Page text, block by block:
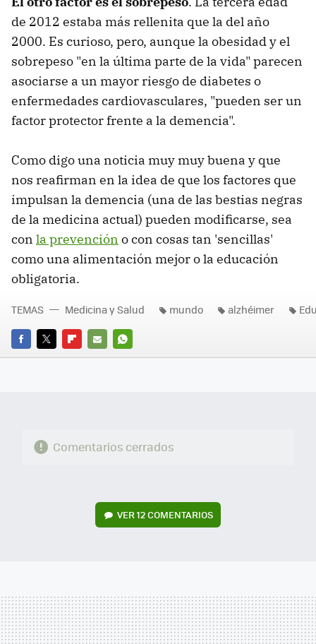
de 2012 estaba más rellenita que la del año
2000. Es curioso, pero, aunque la obesidad y el
sobrepeso "en la última parte de la vida" parecen
asociarse a un mayor riesgo de diabetes o
enfermedades cardiovasculares, "pueden ser un
factor protector frente a la demencia".
Como digo una noticia muy muy buena y que
nos reafirman en la idea de que los factores que
impulsan la demencia (una de las bestias negras
de la medicina actual) pueden modificarse, sea
con la prevención o con cosas tan 'sencillas'
como una alimentación mejor o la educación
obligatoria.
FACEBOOK
TWITTERFLIPBOARD
E-
WHATSAPP
TEMAS Medicina y Salud mundo alzhéimer
Comentarios cerrados
VER12 COMENTARIOS